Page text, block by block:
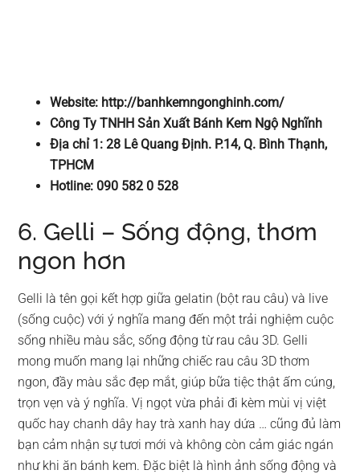
Website: http://banhkemngonghinh.com/
Công Ty TNHH Sản Xuất Bánh Kem Ngộ Nghĩnh
Địa chỉ 1: 28 Lê Quang Định. P.14, Q. Bình Thạnh,
TPHCM
Hotline: 090 582 0 528
6. Gelli – Sống động, thơm
ngon hơn
Gelli là tên gọi kết hợp giữa gelatin (bột rau câu) và live
(sống cuộc) với ý nghĩa mang đến một trải nghiệm cuộc
sống nhiều màu sắc, sống động từ rau câu 3D. Gelli
mong muốn mang lại những chiếc rau câu 3D thơm
ngon, đầy màu sắc đẹp mắt, giúp bữa tiệc thật ấm cúng,
trọn vẹn và ý nghĩa. Vị ngọt vừa phải đi kèm mùi vị việt
quốc hay chanh dây hay trà xanh hay dứa … cũng đủ làm
bạn cảm nhận sự tươi mới và không còn cảm giác ngán
như khi ăn bánh kem. Đặc biệt là hình ảnh sống động và